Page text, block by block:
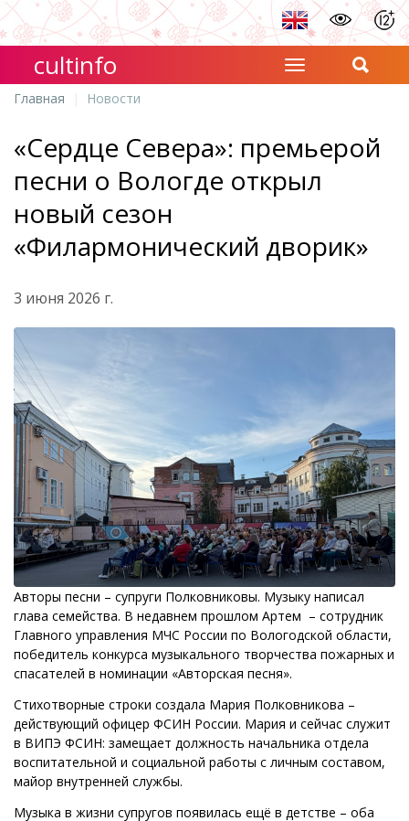
cultinfo
Главная Новости
«Сердце Севера»: премьерой
песни о Вологде открыл
новый сезон
«Филармонический дворик»
3 июня 2026 г.
Авторы песни – супруги Полковниковы. Музыку написал
глава семейства. В недавнем прошлом Артем – сотрудник
Главного управления МЧС России по Вологодской области,
победитель конкурса музыкального творчества пожарных и
спасателей в номинации «Авторская песня».
Стихотворные строки создала Мария Полковникова –
действующий офицер ФСИН России. Мария и сейчас служит
в ВИПЭ ФСИН: замещает должность начальника отдела
воспитательной и социальной работы с личным составом,
майор внутренней службы.
Музыка в жизни супругов появилась ещё в детстве – оба